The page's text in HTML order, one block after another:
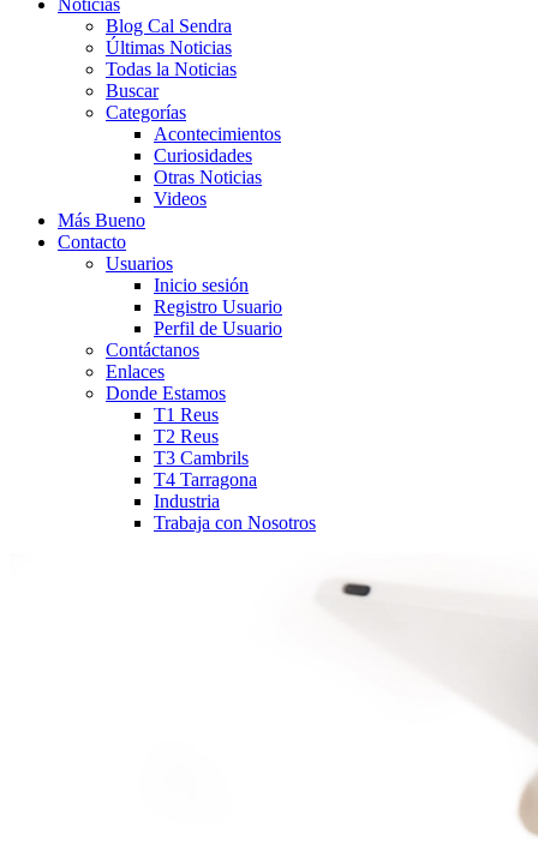
Noticias
Blog Cal Sendra
Últimas Noticias
Todas la Noticias
Buscar
Categorías
Acontecimientos
Curiosidades
Otras Noticias
Videos
Más Bueno
Contacto
Usuarios
Inicio sesión
Registro Usuario
Perfil de Usuario
Contáctanos
Enlaces
Donde Estamos
T1 Reus
T2 Reus
T3 Cambrils
T4 Tarragona
Industria
Trabaja con Nosotros